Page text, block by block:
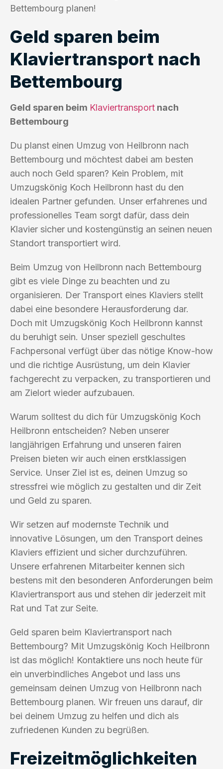
Bettembourg planen!
Geld sparen beim
Klaviertransport nach
Bettembourg
Geld sparen beim Klaviertransport nach
Bettembourg
Du planst einen Umzug von Heilbronn nach
Bettembourg und möchtest dabei am besten
auch noch Geld sparen? Kein Problem, mit
Umzugskönig Koch Heilbronn hast du den
idealen Partner gefunden. Unser erfahrenes und
professionelles Team sorgt dafür, dass dein
Klavier sicher und kostengünstig an seinen neuen
Standort transportiert wird.
Beim Umzug von Heilbronn nach Bettembourg
gibt es viele Dinge zu beachten und zu
organisieren. Der Transport eines Klaviers stellt
dabei eine besondere Herausforderung dar.
Doch mit Umzugskönig Koch Heilbronn kannst
du beruhigt sein. Unser speziell geschultes
Fachpersonal verfügt über das nötige Know-how
und die richtige Ausrüstung, um dein Klavier
fachgerecht zu verpacken, zu transportieren und
am Zielort wieder aufzubauen.
Warum solltest du dich für Umzugskönig Koch
Heilbronn entscheiden? Neben unserer
langjährigen Erfahrung und unseren fairen
Preisen bieten wir auch einen erstklassigen
Service. Unser Ziel ist es, deinen Umzug so
stressfrei wie möglich zu gestalten und dir Zeit
und Geld zu sparen.
Wir setzen auf modernste Technik und
innovative Lösungen, um den Transport deines
Klaviers effizient und sicher durchzuführen.
Unsere erfahrenen Mitarbeiter kennen sich
bestens mit den besonderen Anforderungen beim
Klaviertransport aus und stehen dir jederzeit mit
Rat und Tat zur Seite.
Geld sparen beim Klaviertransport nach
Bettembourg? Mit Umzugskönig Koch Heilbronn
ist das möglich! Kontaktiere uns noch heute für
ein unverbindliches Angebot und lass uns
gemeinsam deinen Umzug von Heilbronn nach
Bettembourg planen. Wir freuen uns darauf, dir
bei deinem Umzug zu helfen und dich als
zufriedenen Kunden zu begrüßen.
Freizeitmöglichkeiten